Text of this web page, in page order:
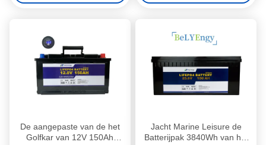
cycli
De aangepaste van de het
Golfkar van 12V 150Ah
Jacht Marine Leisure de
Batterijpak 3840Wh van het